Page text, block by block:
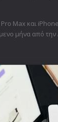
Max και
μήνα από την